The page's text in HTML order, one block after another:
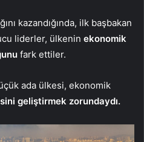
kazandığında, ilk başbakan
liderler, ülkenin ekonomik
fark ettiler.
ada ülkesi, ekonomik
geliştirmek zorundaydı.